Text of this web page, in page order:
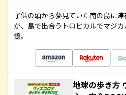
子供の頃から夢見ていた南の島に
が、島で出合うトロピカルでマジ
憶。
地球の歩き方